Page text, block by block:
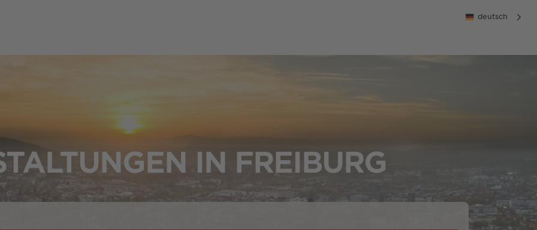
deutsch
IN FREIBURG